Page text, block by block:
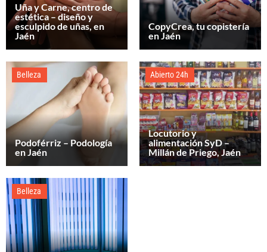
Uña y Carne, centro de
estética – diseño y
esculpido de uñas, en
Jaén
CopyCrea, tu copistería
en Jaén
Belleza
Podoférriz – Podología
en Jaén
Abierto 24h
Locutorio y
alimentación SyD –
Millán de Priego, Jaén
Belleza